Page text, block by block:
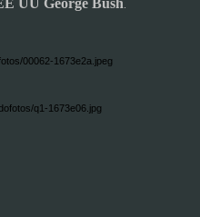
UU George Bush